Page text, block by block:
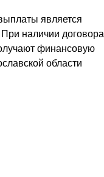
является
наличии договора
финансовую
области